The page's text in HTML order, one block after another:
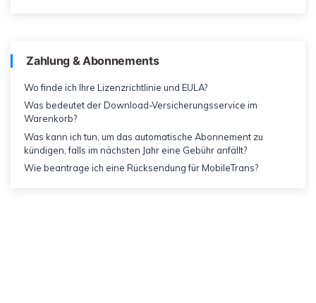
Zahlung & Abonnements
Wo finde ich Ihre Lizenzrichtlinie und EULA?
Was bedeutet der Download-Versicherungsservice im
Warenkorb?
Was kann ich tun, um das automatische Abonnement zu
kündigen, falls im nächsten Jahr eine Gebühr anfällt?
Wie beantrage ich eine Rücksendung für MobileTrans?